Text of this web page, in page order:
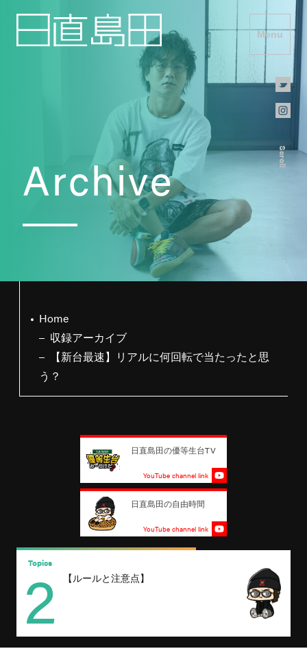
Menu
Scroll
Archive
Home
収録アーカイブ
【新台最速】リアルに何回転で当たったと思
う？
日直島田の優等生台TV
YouTube channel link
日直島田の自由時間
YouTube channel link
【ルールと注意点】
Topics
2